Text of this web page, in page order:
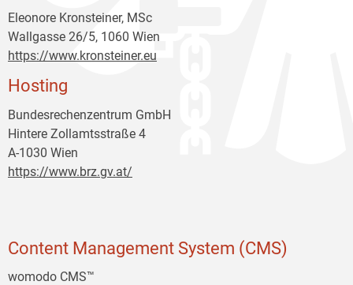
Eleonore Kronsteiner, MSc
Wallgasse 26/5, 1060 Wien
https://www.kronsteiner.eu
Hosting
Bundesrechenzentrum GmbH
Hintere Zollamtsstraße 4
A-1030 Wien
https://www.brz.gv.at/
Content Management System (CMS)
womodo CMS™